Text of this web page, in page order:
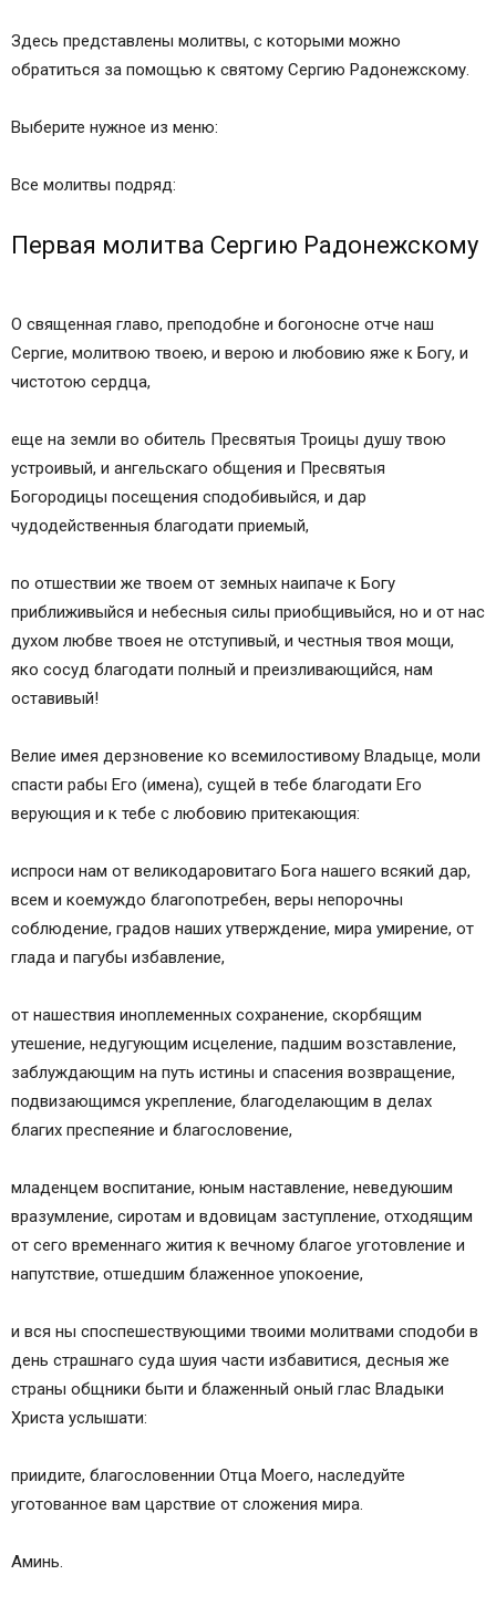
Здесь представлены молитвы, с которыми можно
обратиться за помощью к святому Сергию Радонежскому.
Выберите нужное из меню:
Все молитвы подряд:
Первая молитва Сергию Радонежскому
О священная главо, преподобне и богоносне отче наш
Сергие, молитвою твоею, и верою и любовию яже к Богу, и
чистотою сердца,
еще на земли во обитель Пресвятыя Троицы душу твою
устроивый, и ангельскаго общения и Пресвятыя
Богородицы посещения сподобивыйся, и дар
чудодейственныя благодати приемый,
по отшествии же твоем от земных наипаче к Богу
приближивыйся и небесныя силы приобщивыйся, но и от нас
духом любве твоея не отступивый, и честныя твоя мощи,
яко сосуд благодати полный и преизливающийся, нам
оставивый!
Велие имея дерзновение ко всемилостивому Владыце, моли
спасти рабы Его (имена), сущей в тебе благодати Его
верующия и к тебе с любовию притекающия:
испроси нам от великодаровитаго Бога нашего всякий дар,
всем и коемуждо благопотребен, веры непорочны
соблюдение, градов наших утверждение, мира умирение, от
глада и пагубы избавление,
от нашествия иноплеменных сохранение, скорбящим
утешение, недугующим исцеление, падшим возставление,
заблуждающим на путь истины и спасения возвращение,
подвизающимся укрепление, благоделающим в делах
благих преспеяние и благословение,
младенцем воспитание, юным наставление, неведуюшим
вразумление, сиротам и вдовицам заступление, отходящим
от сего временнаго жития к вечному благое уготовление и
напутствие, отшедшим блаженное упокоение,
и вся ны споспешествующими твоими молитвами сподоби в
день страшнаго суда шуия части избавитися, десныя же
страны общники быти и блаженный оный глас Владыки
Христа услышати:
приидите, благословеннии Отца Моего, наследуйте
уготованное вам царствие от сложения мира.
Аминь.